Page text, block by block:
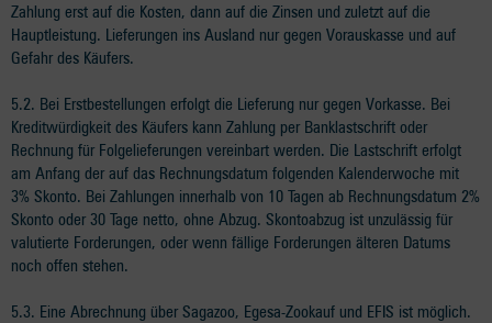
Zahlung erst auf die Kosten, dann auf die Zinsen und zuletzt auf die
Hauptleistung. Lieferungen ins Ausland nur gegen Vorauskasse und auf
Gefahr des Käufers.
5.2. Bei Erstbestellungen erfolgt die Lieferung nur gegen Vorkasse. Bei
Kreditwürdigkeit des Käufers kann Zahlung per Banklastschrift oder
Rechnung für Folgelieferungen vereinbart werden. Die Lastschrift erfolgt
am Anfang der auf das Rechnungsdatum folgenden Kalenderwoche mit
3% Skonto. Bei Zahlungen innerhalb von 10 Tagen ab Rechnungsdatum 2%
Skonto oder 30 Tage netto, ohne Abzug. Skontoabzug ist unzulässig für
valutierte Forderungen, oder wenn fällige Forderungen älteren Datums
noch offen stehen.
5.3. Eine Abrechnung über Sagazoo, Egesa-Zookauf und EFIS ist möglich.